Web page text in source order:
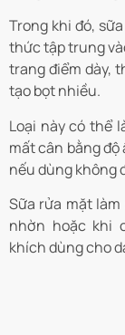
Trong khi đó,
thức tập trung
trang điểm dày,
tạo bọt nhiều.
Loại này có thể
mất cân bằng độ
nếu dùng không
Sữa rửa mặt
nhờn hoặc khi
khích dùng cho